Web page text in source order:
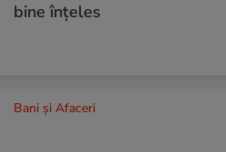
bine înțeles
Bani și Afaceri